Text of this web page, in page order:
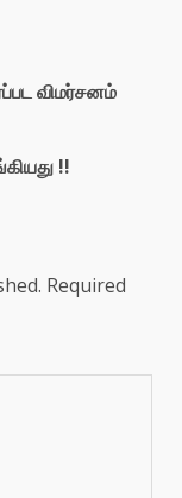
விமர்சனம்
!!
Required